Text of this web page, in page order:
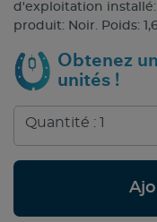
d'exploitation installé:
produit: Noir. Poids:
Obtenez
unités !